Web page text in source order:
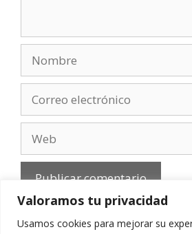
Valoramos tu privacidad
Usamos cookies para mejorar su
electrónico